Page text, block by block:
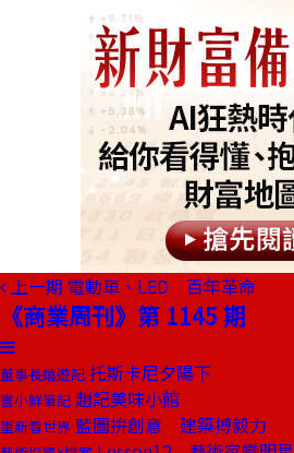
上一期 電動車、LED 百年革命
《商業周刊》第 1145 期
董事長嬉遊記 托斯卡尼夕陽下
嘗小鮮筆記 趙記美味小館
重新看世界 藍圖拚創意 建築搏毅力